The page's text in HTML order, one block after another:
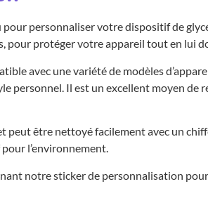
pour personnaliser votre dispositif de
pour protéger votre appareil tout en lui
avec une variété de modèles
personnel. Il est un excellent moyen
peut être nettoyé facilement avec un
l’environnement.
notre sticker de personnalisation